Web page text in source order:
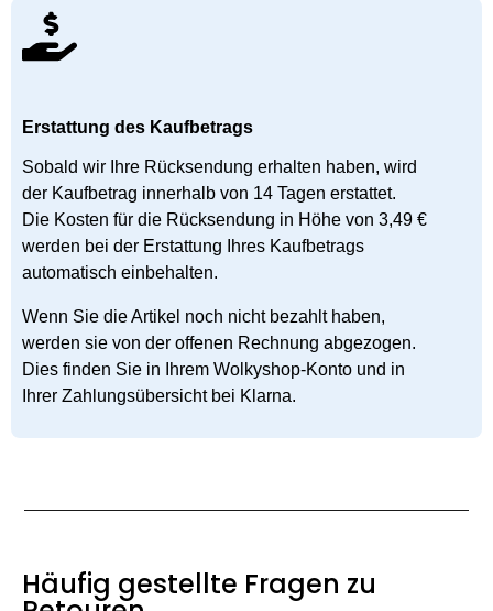
Erstattung des Kaufbetrags
Sobald wir Ihre Rücksendung erhalten haben, wird
der Kaufbetrag innerhalb von 14 Tagen erstattet.
Die Kosten für die Rücksendung in Höhe von 3,49 €
werden bei der Erstattung Ihres Kaufbetrags
automatisch einbehalten.
Wenn Sie die Artikel noch nicht bezahlt haben,
werden sie von der offenen Rechnung abgezogen.
Dies finden Sie in Ihrem Wolkyshop-Konto und in
Ihrer Zahlungsübersicht bei Klarna.
Häufig gestellte Fragen zu